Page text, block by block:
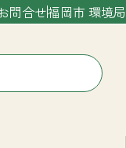
問合せ福岡市 環境局